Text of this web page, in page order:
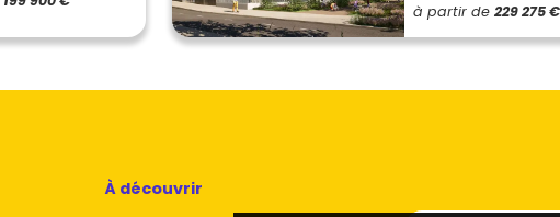
à partir de 229 275 €
À découvrir